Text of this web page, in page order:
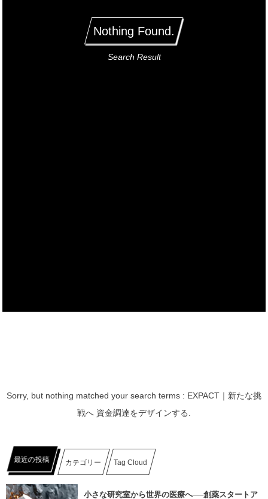
Nothing Found.
Search Result
Sorry, but nothing matched your search terms : EXPACT｜新たな挑
戦へ 資金調達をデザインする.
最近の投稿 カテゴリー Tag Cloud
小さな研究室から世界の医療へ──創薬スタートア